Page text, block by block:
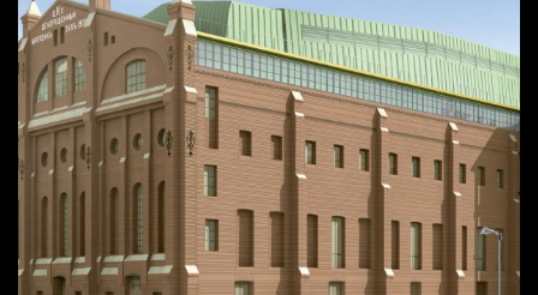
PROTÉGÉ : THÉÂTRE MARIINSKY III | SAINT
PETERSBOURG